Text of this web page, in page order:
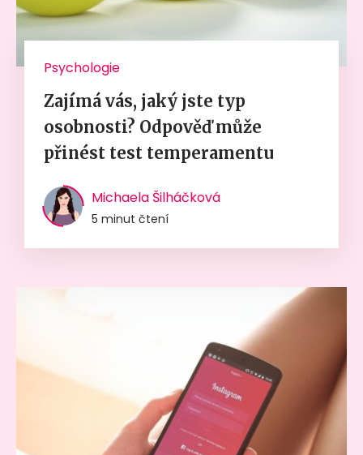
Psychologie
Zajímá vás, jaký jste typ
osobnosti? Odpověď může
přinést test temperamentu
Michaela Šilháčková
5 minut čtení